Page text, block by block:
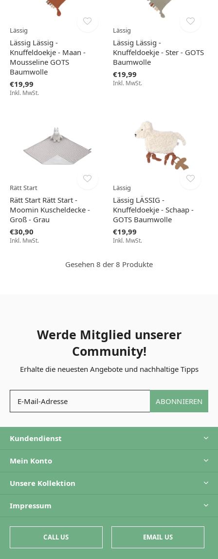
Lässig
Lässig Lässig -
Knuffeldoekje - Maan -
Mousseline GOTS
Baumwolle
€19,99
Inkl. MwSt.
Lässig
Lässig Lässig -
Knuffeldoekje - Ster - GOTS
Baumwolle
€19,99
Inkl. MwSt.
Rätt Start
Rätt Start Rätt Start -
Moomin Kuscheldecke -
Groß - Grau
€30,90
Inkl. MwSt.
Lässig
Lässig LÄSSIG -
Knuffeldoekje - Schaap -
GOTS Baumwolle
€19,99
Inkl. MwSt.
Gesehen 8 der 8 Produkte
Werde Mitglied unserer
Community!
Erhalte die neuesten Angebote und nachhaltige Tipps
ABONNIEREN
Kundendienst
Mein Konto
Unsere Kollektion
Impressum
CALL US EMAIL US